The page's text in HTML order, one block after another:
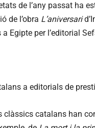
de l’any passat ha
de l’obra L’aniversari
Egipte per l’editorial
a editorials de
clàssics catalans han